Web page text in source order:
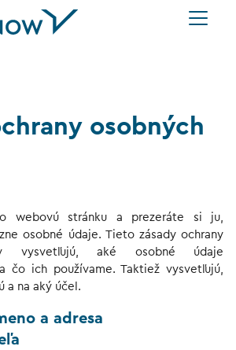
osobných
webovú stránku a prezeráte si ju,
osobné údaje. Tieto zásady ochrany
vysvetľujú, aké osobné údaje
čo ich používame. Taktiež vysvetľujú,
a na aký účel.
a adresa